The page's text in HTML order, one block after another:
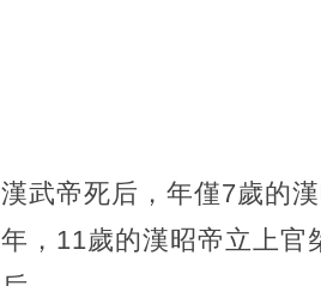
漢武帝死后，年僅7歲的
年，11歲的漢昭帝立上官